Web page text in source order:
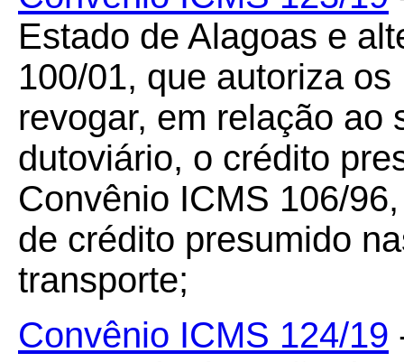
Estado de Alagoas e
100/01, que autoriza
revogar, em relação ao
dutoviário, o crédito
Convênio ICMS 106/
de crédito presumido
transporte;
Convênio ICMS 124/19